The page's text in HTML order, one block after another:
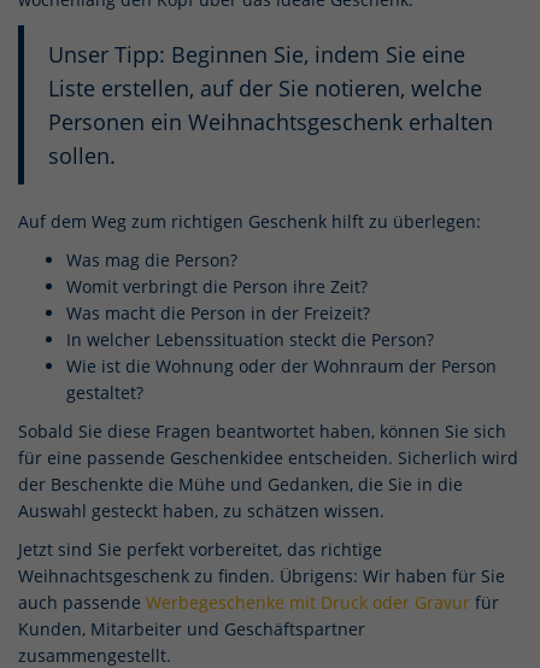
Unser Tipp: Beginnen Sie, indem Sie eine
Liste erstellen, auf der Sie notieren, welche
Personen ein Weihnachtsgeschenk erhalten
sollen.
Auf dem Weg zum richtigen Geschenk hilft zu überlegen:
Was mag die Person?
Womit verbringt die Person ihre Zeit?
Was macht die Person in der Freizeit?
In welcher Lebenssituation steckt die Person?
Wie ist die Wohnung oder der Wohnraum der Person
gestaltet?
Sobald Sie diese Fragen beantwortet haben, können Sie sich
für eine passende Geschenkidee entscheiden. Sicherlich wird
der Beschenkte die Mühe und Gedanken, die Sie in die
Auswahl gesteckt haben, zu schätzen wissen.
Jetzt sind Sie perfekt vorbereitet, das richtige
Weihnachtsgeschenk zu finden. Übrigens: Wir haben für Sie
auch passende Werbegeschenke mit Druck oder Gravur für
Kunden, Mitarbeiter und Geschäftspartner
zusammengestellt.